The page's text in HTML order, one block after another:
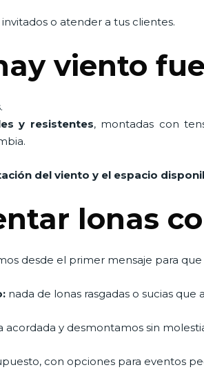
o atender a tus clientes.
viento
y resistentes, montadas con
del viento y el espacio
lonas
desde el primer mensaje para
nada de lonas rasgadas o sucias
acordada y desmontamos sin
con opciones para eventos